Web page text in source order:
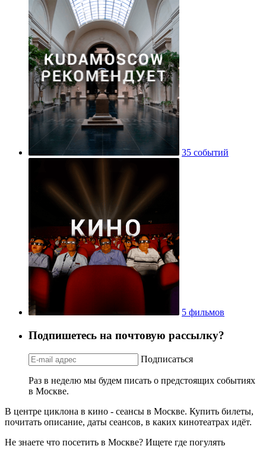
35 событий
5 фильмов
Подпишетесь на почтовую рассылку?
Подписаться
Раз в неделю мы будем писать о предстоящих событиях
в Москве.
В центре циклона в кино - сеансы в Москве. Купить билеты,
почитать описание, даты сеансов, в каких кинотеатрах идёт.
Не знаете что посетить в Москве? Ищете где погулять